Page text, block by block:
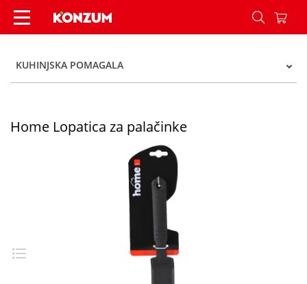
Home Lopatica za palačinke - Konzum
KUHINJSKA POMAGALA
Home Lopatica za palačinke